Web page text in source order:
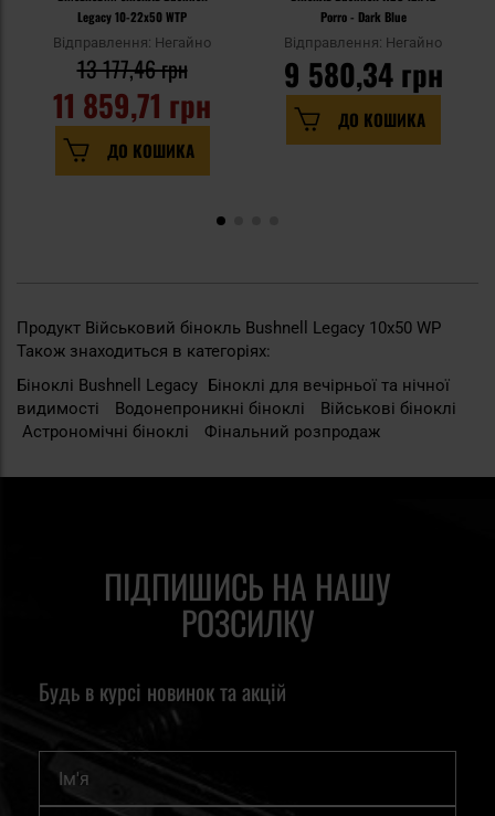
Legacy 10-22x50 WTP
Відправлення: Негайно
11 859,71 грн
13 177,46 грн
ДО КОШИКА
Porro - Dark Blue
Відправлення: Негайно
9 580,34 грн
ДО КОШИКА
Продукт Військовий бінокль Bushnell Legacy 10x50 WP
Також знаходиться в категоріях:
Біноклі Bushnell Legacy Біноклі для вечірньої та нічної
видимості
Водонепроникні біноклі
Військові біноклі
Астрономічні біноклі
Фінальний розпродаж
ПІДПИШИСЬ НА НАШУ
РОЗСИЛКУ
Будь в курсі новинок та акцій